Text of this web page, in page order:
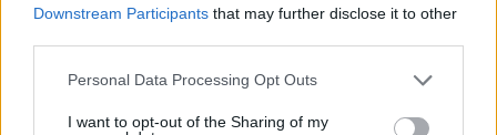
Downstream Participants that may further disclose it to other
Please note that this website/app uses one or more Google
not limited to your visit or usage behaviour. You may click to
Personal Data Processing Opt Outs
I want to opt-out of the Sharing of my
ΤΑ ΠΙΟ ΔΗΜΟΦΙΛΗ